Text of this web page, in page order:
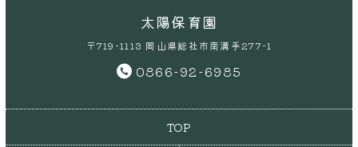
太陽保育園
〒719-1113 岡山県総社市南溝手277-1
0866-92-6985
TOP